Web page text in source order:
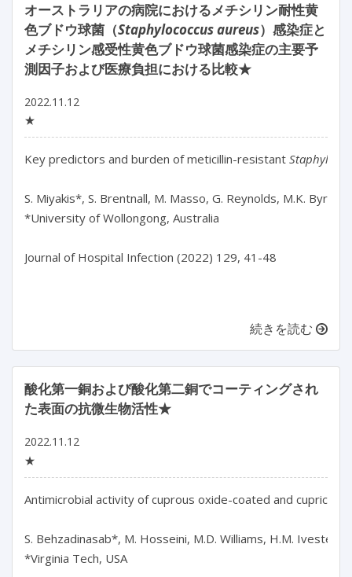
オーストラリアの病院におけるメチシリン耐性黄
色ブドウ球菌（Staphylococcus aureus）感染症と
メチシリン感受性黄色ブドウ球菌感染症の主要予
測因子および医療負担における比較★
2022.11.12
★
Key predictors and burden of meticillin-resistant
S. Miyakis*, S. Brentnall, M. Masso, G. Reynolds, M.K.
*University of Wollongong, Australia
Journal of Hospital Infection (2022) 129, 41-48
続きを読む
酸化第一銅および酸化第二銅でコーティングされ
た表面の抗微生物活性★
2022.11.12
★
Antimicrobial activity of cuprous oxide-coated and cupric
S. Behzadinasab*, M. Hosseini, M.D. Williams, H.M. Ivester,
*Virginia Tech, USA